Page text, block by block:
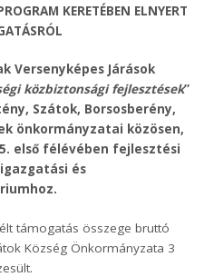
KERETÉBEN ELNYERT
Versenyképes Járások
közbiztonsági fejlesztések”
Szátok, Borsosberény,
önkormányzatai közösen,
első félévében fejlesztési
és
támogatás összege bruttó
Község Önkormányzata 3